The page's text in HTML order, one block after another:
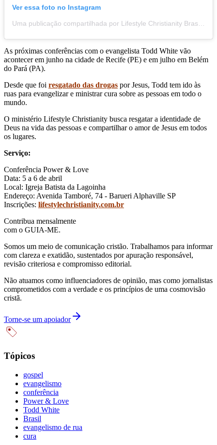
Ver essa foto no Instagram
As próximas conferências com o evangelista Todd White vão
acontecer em junho na cidade de Recife (PE) e em julho em Belém
do Pará (PA).
Desde que foi resgatado das drogas por Jesus, Todd tem ido às
ruas para evangelizar e ministrar cura sobre as pessoas em todo o
mundo.
O ministério Lifestyle Christianity busca resgatar a identidade de
Deus na vida das pessoas e compartilhar o amor de Jesus em todos
os lugares.
Serviço:
Conferência Power & Love
Data: 5 a 6 de abril
Local: Igreja Batista da Lagoinha
Endereço: Avenida Tamboré, 74 - Barueri Alphaville SP
Inscrições: lifestylechristianity.com.br
Contribua mensalmente
com o GUIA-ME.
Somos um meio de comunicação cristão. Trabalhamos para informar
com clareza e exatidão, sustentados por apuração responsável,
revisão criteriosa e compromisso editorial.
Não atuamos como influenciadores de opinião, mas como jornalistas
comprometidos com a verdade e os princípios de uma cosmovisão
cristã.
Torne-se um apoiador
Tópicos
gospel
evangelismo
conferência
Power & Love
Todd White
Brasil
evangelismo de rua
cura